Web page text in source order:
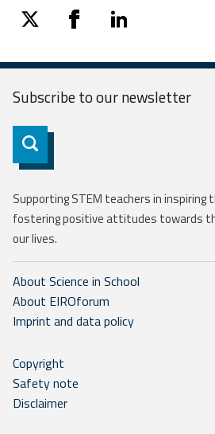
twitter facebooklinkedin
Subscribe to ournewsletter
Subscribe
Supporting STEM teachers in
fostering positive attitudes towards
our lives.
About Science in School
About EIROforum
Imprint and data policy
Copyright
Safety note
Disclaimer